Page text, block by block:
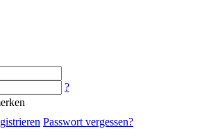
?
Passwort vergessen?